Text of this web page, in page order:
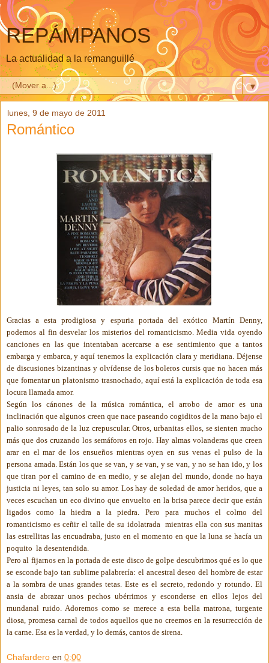
REPÁMPANOS
La actualidad a la remanguillé
▼
lunes, 9 de mayo de 2011
Romántico
Gracias a esta prodigiosa y espuria portada del exótico Martín Denny,
podemos al fin desvelar los misterios del romanticismo. Media vida oyendo
canciones en las que intentaban acercarse a ese sentimiento que a tantos
embarga y embarca, y aquí tenemos la explicación clara y meridiana. Déjense
de discusiones bizantinas y olvídense de los boleros cursis que no hacen más
que fomentar un platonismo trasnochado, aquí está la explicación de toda esa
locura llamada amor.
Según los cánones de la música romántica, el arrobo de amor es una
inclinación que algunos creen que nace paseando cogiditos de la mano bajo el
palio sonrosado de la luz crepuscular. Otros, urbanitas ellos, se sienten mucho
más que dos cruzando los semáforos en rojo. Hay almas volanderas que creen
arar en el mar de los ensueños mientras oyen en sus venas el pulso de la
persona amada. Están los que se van, y se van, y se van, y no se han ido, y los
que tiran por el camino de en medio, y se alejan del mundo, donde no haya
justicia ni leyes, tan solo su amor. Los hay de soledad de amor heridos, que a
veces escuchan un eco divino que envuelto en la brisa parece decir que están
ligados como la hiedra a la piedra. Pero para muchos el colmo del
romanticismo es ceñir el talle de su idolatrada mientras ella con sus manitas
las estrellitas las encuadraba, justo en el momento en que la luna se hacía un
poquito la desentendida.
Pero al fijarnos en la portada de este disco de golpe descubrimos qué es lo que
se esconde bajo tan sublime palabrería: el ancestral deseo del hombre de estar
a la sombra de unas grandes tetas. Este es el secreto, redondo y rotundo. El
ansia de abrazar unos pechos ubérrimos y esconderse en ellos lejos del
mundanal ruido. Adoremos como se merece a esta bella matrona, turgente
diosa, promesa carnal de todos aquellos que no creemos en la resurrección de
la carne. Esa es la verdad, y lo demás, cantos de sirena.
Chafardero en 0:00